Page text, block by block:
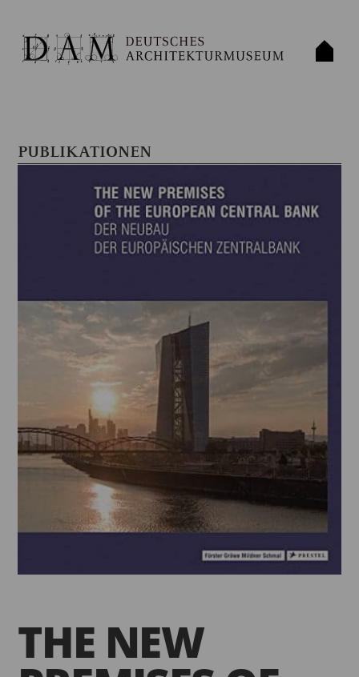
PUBLIKATIONEN
THE NEW